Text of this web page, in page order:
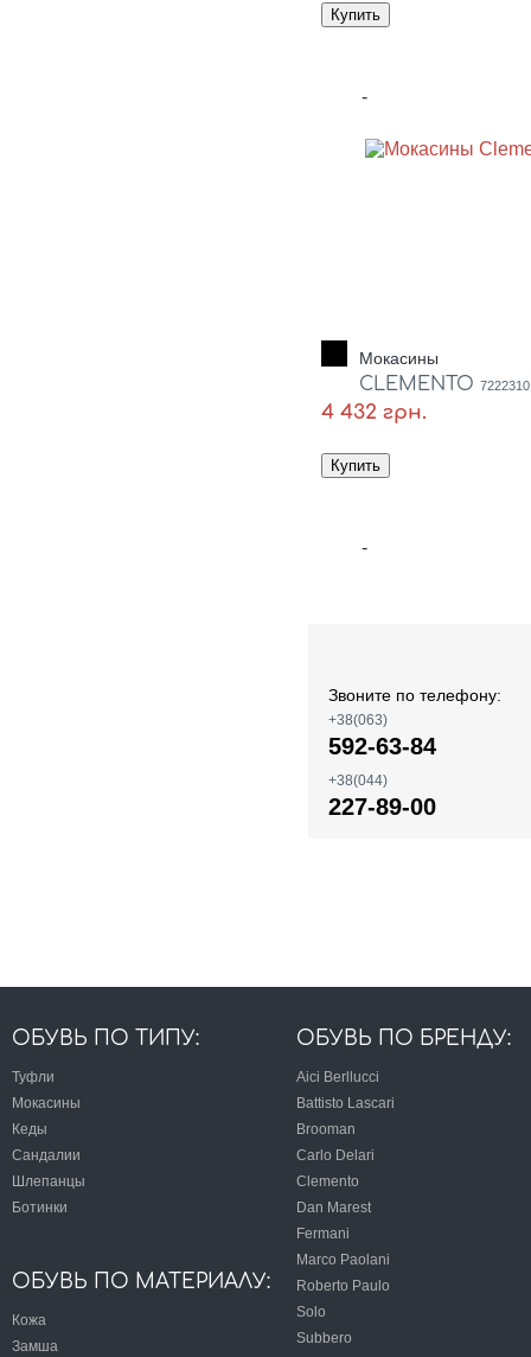
-
Мокасины
CLEMENTO 7222310
4 432 грн.
-
Звоните по телефону:
+38(063)
592-63-84
+38(044)
227-89-00
ОБУВЬ ПО ТИПУ:
Туфли
Мокасины
Кеды
Сандалии
Шлепанцы
Ботинки
ОБУВЬ ПО МАТЕРИАЛУ:
Кожа
Замша
ОБУВЬ ПО БРЕНДУ:
Aici Berllucci
Battisto Lascari
Brooman
Carlo Delari
Clemento
Dan Marest
Fermani
Marco Paolani
Roberto Paulo
Solo
Subbero